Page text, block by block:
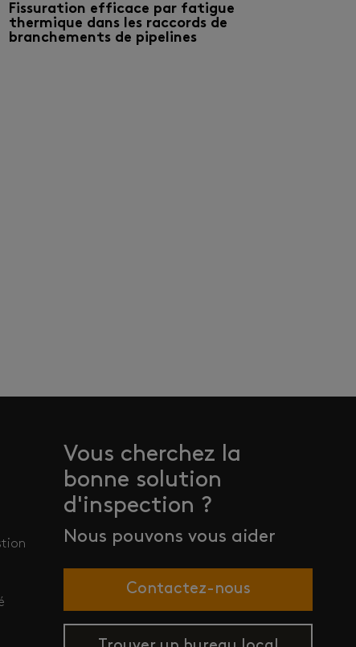
Fissuration efficace par fatigue
thermique dans les raccords de
branchements de pipelines
Vous cherchez la
bonne solution
d'inspection ?
Nous pouvons vous aider
Contactez-nous